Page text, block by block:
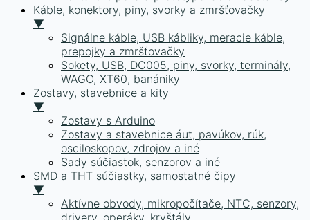
Káble, konektory, piny, svorky a zmršťovačky
▼
Signálne káble, USB kábliky, meracie káble,
prepojky a zmršťovačky
Sokety, USB, DC005, piny, svorky, terminály,
WAGO, XT60, banániky
Zostavy, stavebnice a kity
▼
Zostavy s Arduino
Zostavy a stavebnice áut, pavúkov, rúk,
osciloskopov, zdrojov a iné
Sady súčiastok, senzorov a iné
SMD a THT súčiastky, samostatné čipy
▼
Aktívne obvody, mikropočítače, NTC, senzory,
drivery, operáky, kryštály